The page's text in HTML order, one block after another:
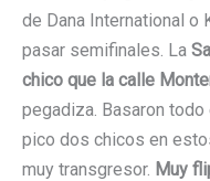
de Dana International o
pasar semifinales. La
chico que la calle
pegadiza. Basaron
pico dos chicos en
muy transgresor. Muy